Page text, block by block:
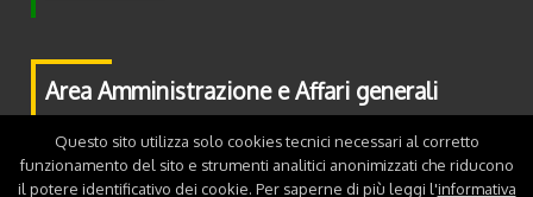
Area Amministrazione e Affari generali
Piazza Fiera, 2 - 38122 Trento
Contatti
Questo sito utilizza solo cookies tecnici necessari al corretto
funzionamento del sito e strumenti analitici anonimizzati che riducono
il potere identificativo dei cookie. Per saperne di più leggi l'informativa